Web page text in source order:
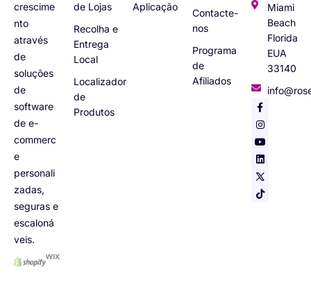
crescime
nto
através
de
soluções
de
software
de e-
commerc
e
personali
zadas,
seguras e
escaloná
veis.
de Lojas
Recolha e
Entrega
Local
Localizador
de
Produtos
Aplicação
Contacte-
nos
Programa
de
Afiliados
Miami
Beach
Florida
EUA
33140